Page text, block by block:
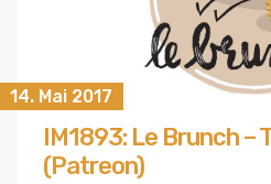
14. Mai 2017
IM1893: Le Brunch –
(Patreon)